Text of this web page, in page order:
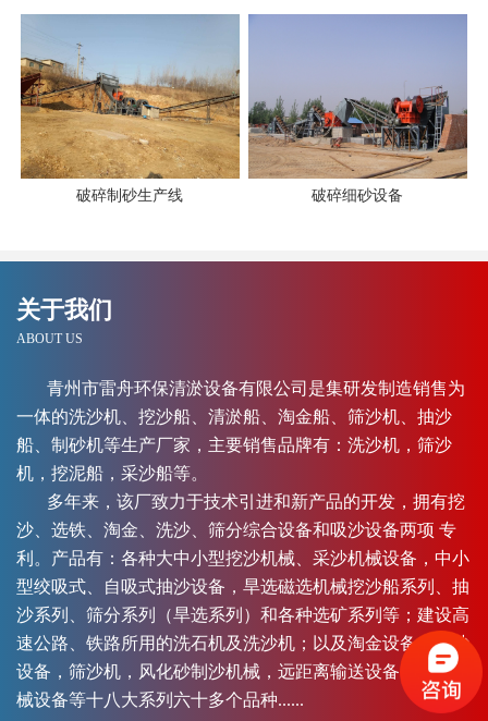
破碎制砂生产线 破碎细砂设备
关于我们
ABOUT US
青州市雷舟环保清淤设备有限公司是集研发制造销售为
一体的洗沙机、挖沙船、清淤船、淘金船、筛沙机、抽沙
船、制砂机等生产厂家，主要销售品牌有：洗沙机，筛沙
机，挖泥船，采沙船等。
多年来，该厂致力于技术引进和新产品的开发，拥有挖
沙、选铁、淘金、洗沙、筛分综合设备和吸沙设备两项 专
利。产品有：各种大中小型挖沙机械、采沙机械设备，中小
型绞吸式、自吸式抽沙设备，旱选磁选机械挖沙船系列、抽
沙系列、筛分系列（旱选系列）和各种选矿系列等；建设高
速公路、铁路所用的洗石机及洗沙机；以及淘金设备，运沙
设备，筛沙机，风化砂制沙机械，远距离输送设备，异型机
械设备等十八大系列六十多个品种......